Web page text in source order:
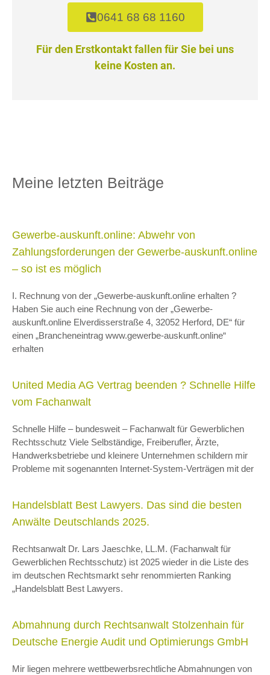
0641 68 68 1160
Für den Erstkontakt fallen für Sie bei uns
keine Kosten an.
Meine letzten Beiträge
Gewerbe-auskunft.online: Abwehr von
Zahlungsforderungen der Gewerbe-auskunft.online
– so ist es möglich
I. Rechnung von der „Gewerbe-auskunft.online erhalten ?
Haben Sie auch eine Rechnung von der „Gewerbe-
auskunft.online Elverdisserstraße 4, 32052 Herford, DE“ für
einen „Brancheneintrag www.gewerbe-auskunft.online“
erhalten
United Media AG Vertrag beenden ? Schnelle Hilfe
vom Fachanwalt
Schnelle Hilfe – bundesweit – Fachanwalt für Gewerblichen
Rechtsschutz Viele Selbständige, Freiberufler, Ärzte,
Handwerksbetriebe und kleinere Unternehmen schildern mir
Probleme mit sogenannten Internet-System-Verträgen mit der
Handelsblatt Best Lawyers. Das sind die besten
Anwälte Deutschlands 2025.
Rechtsanwalt Dr. Lars Jaeschke, LL.M. (Fachanwalt für
Gewerblichen Rechtsschutz) ist 2025 wieder in die Liste des
im deutschen Rechtsmarkt sehr renommierten Ranking
„Handelsblatt Best Lawyers.
Abmahnung durch Rechtsanwalt Stolzenhain für
Deutsche Energie Audit und Optimierungs GmbH
Mir liegen mehrere wettbewerbsrechtliche Abmahnungen von